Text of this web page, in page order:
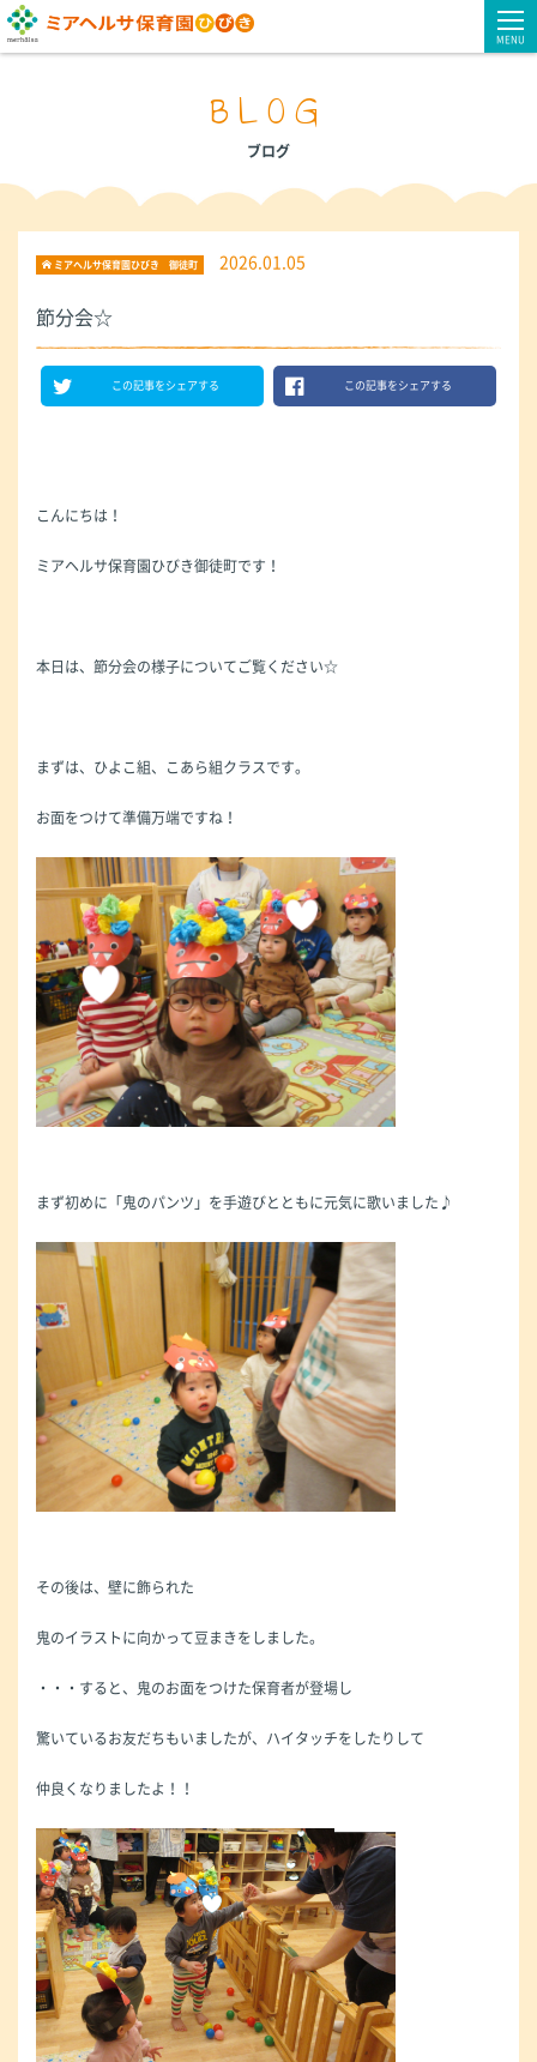
MENU
BLOG
ブログ
ミアヘルサ保育園ひびき 御徒町 2026.01.05
節分会☆
この記事をシェアする この記事をシェアする
こんにちは！
ミアヘルサ保育園ひびき御徒町です！
本日は、節分会の様子についてご覧ください☆
まずは、ひよこ組、こあら組クラスです。
お面をつけて準備万端ですね！
まず初めに「鬼のパンツ」を手遊びとともに元気に歌いました♪
その後は、壁に飾られた
鬼のイラストに向かって豆まきをしました。
・・・すると、鬼のお面をつけた保育者が登場し
驚いているお友だちもいましたが、ハイタッチをしたりして
仲良くなりましたよ！！